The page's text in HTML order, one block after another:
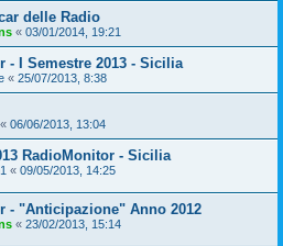
delle Radio
« 03/01/2014, 19:21
- I Semestre 2013 - Sicilia
« 25/07/2013, 8:38
« 06/06/2013, 13:04
RadioMonitor - Sicilia
« 09/05/2013, 14:25
- "Anticipazione" Anno 2012
« 23/02/2013, 15:14